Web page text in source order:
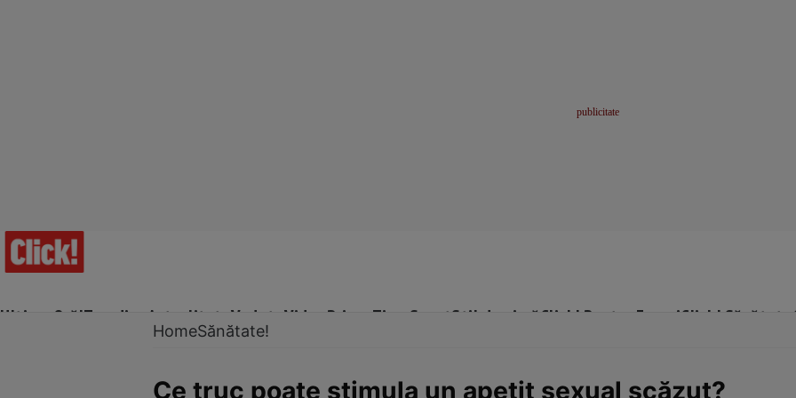
Ultima Oră!Trending Actualitate Vedete Video Prime Time SportStil de viațăClick! Pentru FemeiClick! Sănătate
HomeSănătate!
Ce truc poate stimula un apetit sexual scăzut?